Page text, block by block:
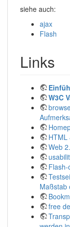
siehe auch:
ajax
Flash
Links
W3C
HTML
Web
Flash-
Maßstab
free